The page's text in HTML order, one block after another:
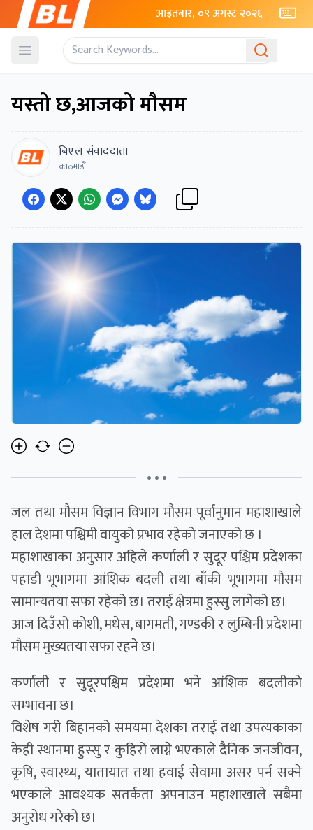
आइतबार, ०९ अगस्ट २०२६
Open menu
यस्तो छ,आजको मौसम
बिएल संवाददाता
काठमाडौं
• • •
जल तथा मौसम विज्ञान विभाग मौसम पूर्वानुमान महाशाखाले
हाल देशमा पश्चिमी वायुको प्रभाव रहेको जनाएको छ ।
महाशाखाका अनुसार अहिले कर्णाली र सुदूर पश्चिम प्रदेशका
पहाडी भूभागमा आंशिक बदली तथा बाँकी भूभागमा मौसम
सामान्यतया सफा रहेको छ। तराई क्षेत्रमा हुस्सु लागेको छ।
आज दिउँसो कोशी, मधेस, बागमती, गण्डकी र लुम्बिनी प्रदेशमा
मौसम मुख्यतया सफा रहने छ।
कर्णाली र सुदूरपश्चिम प्रदेशमा भने आंशिक बदलीको
सम्भावना छ।
विशेष गरी बिहानको समयमा देशका तराई तथा उपत्यकाका
केही स्थानमा हुस्सु र कुहिरो लाग्ने भएकाले दैनिक जनजीवन,
कृषि, स्वास्थ्य, यातायात तथा हवाई सेवामा असर पर्न सक्ने
भएकाले आवश्यक सतर्कता अपनाउन महाशाखाले सबैमा
अनुरोध गरेको छ।